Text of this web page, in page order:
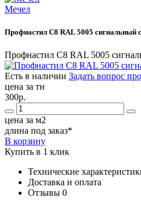
Мечел
Профнастил С8 RAL 5005 сигнальный
Профнастил С8 RAL 5005
Есть в наличии Задать вопрос
цена за тн
300р.
цена за м2
длина под заказ*
В корзину
Купить в 1 клик
Технические
Доставка и оплата
Отзывы 0